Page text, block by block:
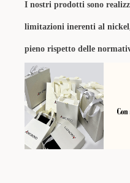
I nostri prodotti sono
limitazioni inerenti al
pieno rispetto delle